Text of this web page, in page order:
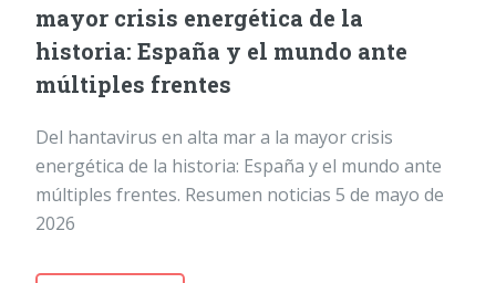
mayor crisis energética de la
historia: España y el mundo ante
múltiples frentes
Del hantavirus en alta mar a la mayor crisis
energética de la historia: España y el mundo ante
múltiples frentes. Resumen noticias 5 de mayo de
2026